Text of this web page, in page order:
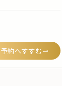
予約へすすむ